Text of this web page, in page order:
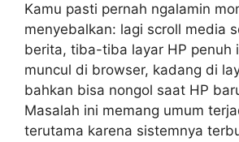
Kamu pasti pernah ngalamin
menyebalkan: lagi scroll media
berita, tiba-tiba layar HP penuh
muncul di browser, kadang di
bahkan bisa nongol saat HP
Masalah ini memang umum
terutama karena sistemnya